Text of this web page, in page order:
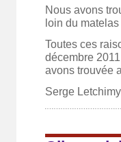
Nous avons
loin du matelas
Toutes ces
décembre
avons trouvée
Serge